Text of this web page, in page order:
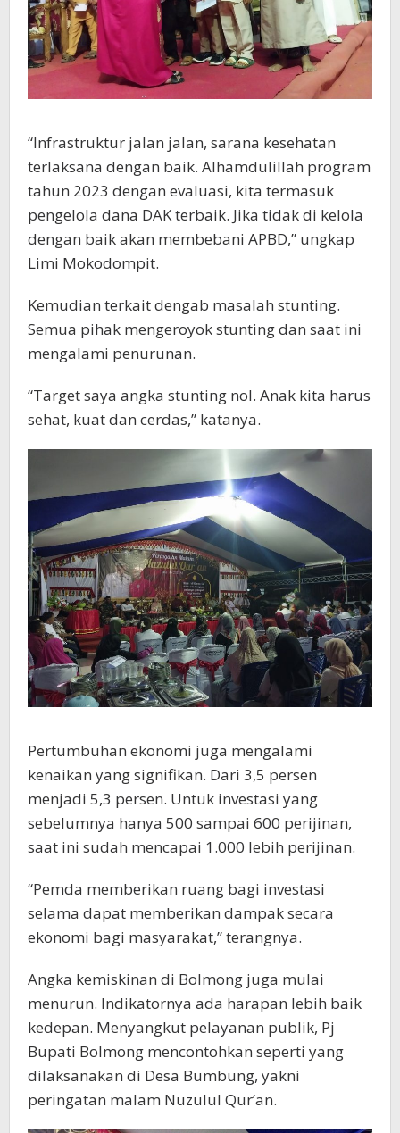
“Infrastruktur jalan jalan, sarana kesehatan
terlaksana dengan baik. Alhamdulillah program
tahun 2023 dengan evaluasi, kita termasuk
pengelola dana DAK terbaik. Jika tidak di kelola
dengan baik akan membebani APBD,” ungkap
Limi Mokodompit.
Kemudian terkait dengab masalah stunting.
Semua pihak mengeroyok stunting dan saat ini
mengalami penurunan.
“Target saya angka stunting nol. Anak kita harus
sehat, kuat dan cerdas,” katanya.
Pertumbuhan ekonomi juga mengalami
kenaikan yang signifikan. Dari 3,5 persen
menjadi 5,3 persen. Untuk investasi yang
sebelumnya hanya 500 sampai 600 perijinan,
saat ini sudah mencapai 1.000 lebih perijinan.
“Pemda memberikan ruang bagi investasi
selama dapat memberikan dampak secara
ekonomi bagi masyarakat,” terangnya.
Angka kemiskinan di Bolmong juga mulai
menurun. Indikatornya ada harapan lebih baik
kedepan. Menyangkut pelayanan publik, Pj
Bupati Bolmong mencontohkan seperti yang
dilaksanakan di Desa Bumbung, yakni
peringatan malam Nuzulul Qur’an.